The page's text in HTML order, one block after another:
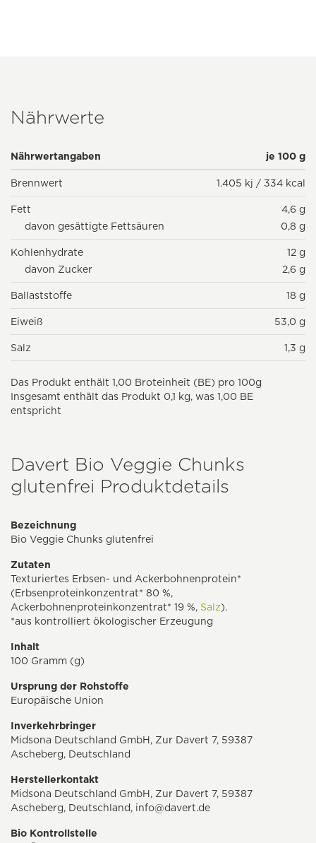
Nährwerte
Nährwertangaben je 100 g
Brennwert 1.405 kj / 334 kcal
Fett
4,6 g
davon gesättigte Fettsäuren
0,8 g
Kohlenhydrate
12 g
davon Zucker
2,6 g
Ballaststoffe 18 g
Eiweiß 53,0 g
Salz 1,3 g
Das Produkt enthält 1,00 Broteinheit (BE) pro 100g
Insgesamt enthält das Produkt 0,1 kg, was 1,00 BE
entspricht
Davert Bio Veggie Chunks
glutenfrei Produktdetails
Bezeichnung
Bio Veggie Chunks glutenfrei
Zutaten
Texturiertes Erbsen- und Ackerbohnenprotein*
(Erbsenproteinkonzentrat* 80 %,
Ackerbohnenproteinkonzentrat* 19 %, Salz).
*aus kontrolliert ökologischer Erzeugung
Inhalt
100 Gramm (g)
Ursprung der Rohstoffe
Europäische Union
Inverkehrbringer
Midsona Deutschland GmbH, Zur Davert 7, 59387
Ascheberg, Deutschland
Herstellerkontakt
Midsona Deutschland GmbH, Zur Davert 7, 59387
Ascheberg, Deutschland, info@davert.de
Bio Kontrollstelle